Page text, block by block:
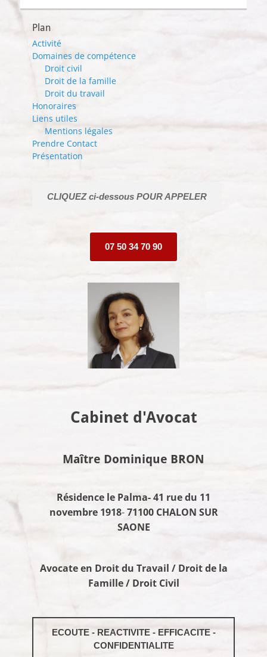
Plan
Activité
Domaines de compétence
Droit civil
Droit de la famille
Droit du travail
Honoraires
Liens utiles
Mentions légales
Prendre Contact
Présentation
CLIQUEZ ci-dessous POUR APPELER
07 50 34 70 90
Cabinet d'Avocat
Maître Dominique BRON
Résidence le Palma- 41 rue du 11
novembre 1918-71100 CHALON SUR
SAONE
Avocate en Droit du Travail / Droit de la
Famille / Droit Civil
ECOUTE - REACTIVITE - EFFICACITE -
CONFIDENTIALITE